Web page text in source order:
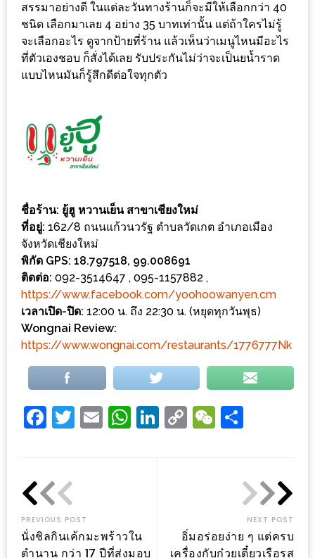
หมู
กระทะ
ทะเล
งบ
ไม่
บาน
ไม่
เกิน
300
บาท
เกี่ยว
กับ
เว็บ
อ้วน
หิว
แนะนำ
ร้าน
เพื่อน
สรรมาอย่างดี ในแต่ละวันทางร้านก็จะมีให้เลือกกว่า 40
ชนิด เลือกมาเลย 4 อย่าง 35 บาทเท่านั้น แต่ถ้าใครไม่รู้
จะเลือกอะไร ดูจากป้ายที่ร้าน แล้วเห็นว่าเมนูไหนมีอะไร
ที่ตัวเองชอบ ก็สั่งได้เลย รับประกันไม่ว่าจะเป็นยน้ำราด
แบบไหนมันก็รู้สึกดีต่อใจทุกตัว
ชื่อร้าน: ยู้ฮู หวานเย็น สาขาเชียงใหม่
ที่อยู่: 162/8 ถนนแก้วนวรัฐ ตำบลวัดเกต อำเภอเมือง
จังหวัดเชียงใหม่
พิกัด GPS: 18.797518, 99.008691
ติดต่อ: 092-3514647 , 095-1157882 ,
https://www.facebook.com/yoohoowanyen.cm
เวลาเปิด-ปิด: 12:00 น. ถึง 22:30 น. (หยุดทุกวันพุธ)
Wongnai Review:
https://www.wongnai.com/restaurants/1776777Nk
Facebook
Twitter
EmailWhatsApp
LinkedIn
CopyWeChat
PREVIOUS POST
นั่งชิลกินเค้กมะพร้าวใน
ตำนาน กว่า 17 ปีที่ส่งมอบ
NEXT POST
อิ่มอร่อยง่าย ๆ แต่ครบ
เครื่องกับก๋วยเตี๋ยวเรือรส